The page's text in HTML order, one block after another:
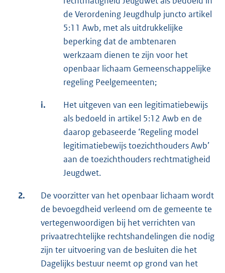
de Verordening Jeugdhulp juncto artikel
5:11 Awb, met als uitdrukkelijke
beperking dat de ambtenaren
werkzaam dienen te zijn voor het
openbaar lichaam Gemeenschappelijke
regeling Peelgemeenten;
i.
Het uitgeven van een legitimatiebewijs
als bedoeld in artikel 5:12 Awb en de
daarop gebaseerde ‘Regeling model
legitimatiebewijs toezichthouders Awb’
aan de toezichthouders rechtmatigheid
Jeugdwet.
2.
De voorzitter van het openbaar lichaam wordt
de bevoegdheid verleend om de gemeente te
vertegenwoordigen bij het verrichten van
privaatrechtelijke rechtshandelingen die nodig
zijn ter uitvoering van de besluiten die het
Dagelijks bestuur neemt op grond van het